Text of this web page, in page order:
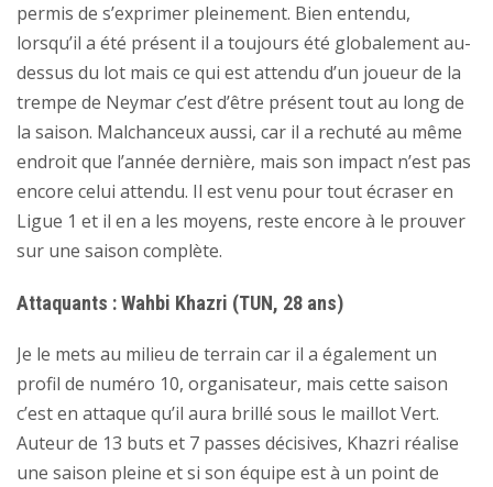
permis de s’exprimer pleinement. Bien entendu,
lorsqu’il a été présent il a toujours été globalement au-
dessus du lot mais ce qui est attendu d’un joueur de la
trempe de Neymar c’est d’être présent tout au long de
la saison. Malchanceux aussi, car il a rechuté au même
endroit que l’année dernière, mais son impact n’est pas
encore celui attendu. Il est venu pour tout écraser en
Ligue 1 et il en a les moyens, reste encore à le prouver
sur une saison complète.
Attaquants : Wahbi Khazri (TUN, 28 ans)
Je le mets au milieu de terrain car il a également un
profil de numéro 10, organisateur, mais cette saison
c’est en attaque qu’il aura brillé sous le maillot Vert.
Auteur de 13 buts et 7 passes décisives, Khazri réalise
une saison pleine et si son équipe est à un point de